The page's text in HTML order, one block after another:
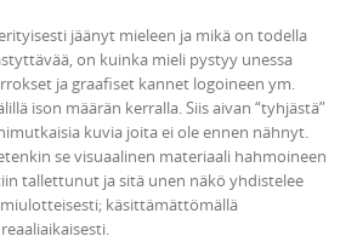
jäänyt mieleen ja mikä on todella
on kuinka mieli pystyy unessa
ja graafiset kannet logoineen ym.
ison määrän kerralla. Siis aivan “tyhjästä”
kuvia joita ei ole ennen nähnyt.
se visuaalinen materiaali hahmoineen
tallettunut ja sitä unen näkö yhdistelee
käsittämättömällä